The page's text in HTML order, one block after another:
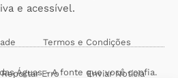
e acessível.
Termos e Condições
Reportar Erro Enviar Notícia
Águas - A fonte que você confia.